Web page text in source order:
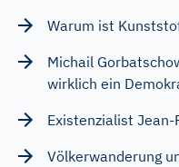
Warum ist
Michail
wirklich ein
Existenzialist
Völkerwanderung